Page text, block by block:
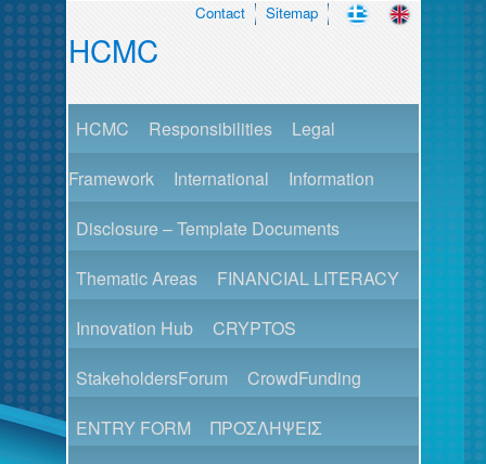
Contact Sitemap
HCMC
HCMC Responsibilities
Legal
Framework
International
Information
Disclosure – Template Documents
Thematic Areas
FINANCIAL LITERACY
Innovation Hub
CRYPTOS
StakeholdersForum
CrowdFunding
ENTRY FORM
ΠΡΟΣΛΗΨΕΙΣ